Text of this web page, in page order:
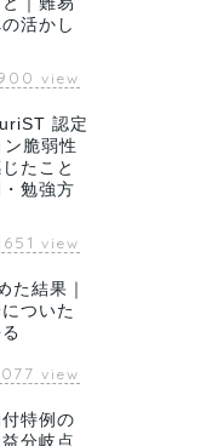
活かし
view
認定
脆弱性
たこと
・勉強方
view
た結果｜
ついた
view
付特例の
分岐点